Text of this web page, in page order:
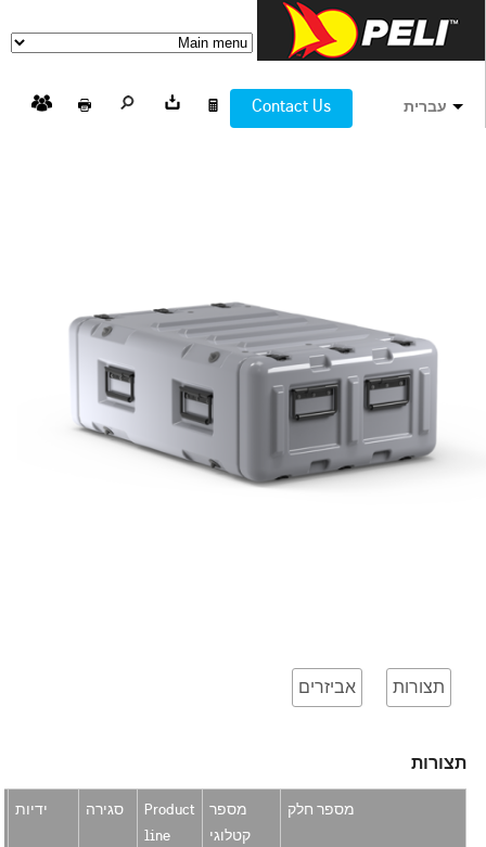
Contact Us עברית
אביזרים תצורות
תצורות
מספר חלק
מספר
קטלוגי
Product
line
סגירה ידיות